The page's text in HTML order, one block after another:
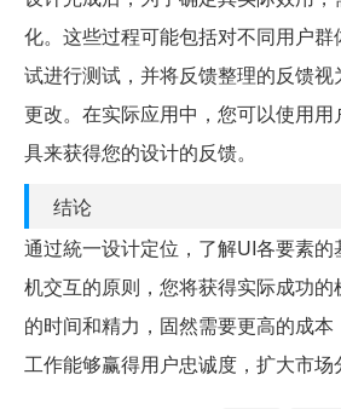
化。这些过程可能包括对不同用户
试进行测试，并将反馈整理的反馈
更改。在实际应用中，您可以使用
具来获得您的设计的反馈。
结论
通过統一设计定位，了解UI各要素的
机交互的原则，您将获得实际成功
的时间和精力，固然需要更高的成
工作能够赢得用户忠诚度，扩大市场